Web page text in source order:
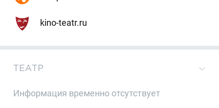
kino-teatr.ru
ТЕАТР
Информация временно отсутствует